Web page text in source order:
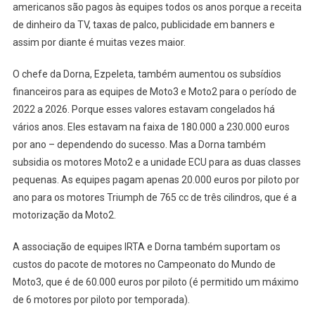
americanos são pagos às equipes todos os anos porque a receita
de dinheiro da TV, taxas de palco, publicidade em banners e
assim por diante é muitas vezes maior.
O chefe da Dorna, Ezpeleta, também aumentou os subsídios
financeiros para as equipes de Moto3 e Moto2 para o período de
2022 a 2026. Porque esses valores estavam congelados há
vários anos. Eles estavam na faixa de 180.000 a 230.000 euros
por ano – dependendo do sucesso. Mas a Dorna também
subsidia os motores Moto2 e a unidade ECU para as duas classes
pequenas. As equipes pagam apenas 20.000 euros por piloto por
ano para os motores Triumph de 765 cc de três cilindros, que é a
motorização da Moto2.
A associação de equipes IRTA e Dorna também suportam os
custos do pacote de motores no Campeonato do Mundo de
Moto3, que é de 60.000 euros por piloto (é permitido um máximo
de 6 motores por piloto por temporada).